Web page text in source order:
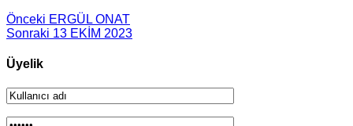
Önceki ERGÜL ONAT
Sonraki 13 EKİM 2023
Üyelik